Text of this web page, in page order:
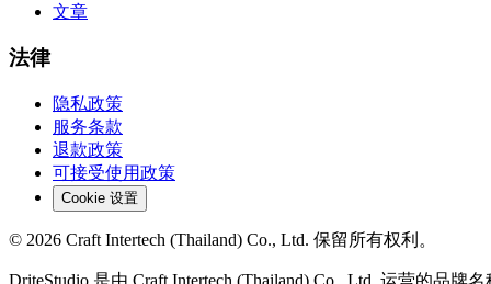
文章
法律
隐私政策
服务条款
退款政策
可接受使用政策
Cookie 设置
© 2026 Craft Intertech (Thailand) Co., Ltd. 保留所有权利。
DriteStudio 是由 Craft Intertech (Thailand) Co., Ltd. 运营的品牌名